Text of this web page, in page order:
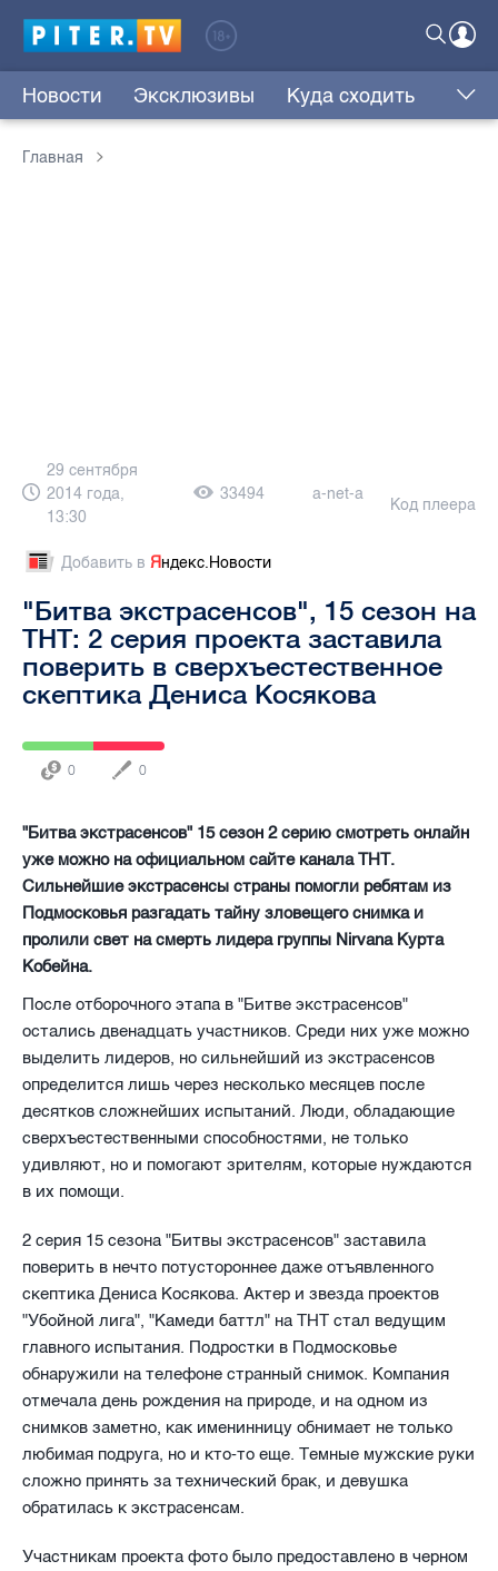
Новости Эксклюзивы Куда сходить
Главная
29 сентября
2014 года,
13:30
33494 a-net-a
Код плеера
Добавить в Яндекс.Новости
"Битва экстрасенсов", 15 сезон на
ТНТ: 2 серия проекта заставила
поверить в сверхъестественное
скептика Дениса Косякова
0 0
"Битва экстрасенсов" 15 сезон 2 серию смотреть онлайн
уже можно на официальном сайте канала ТНТ.
Сильнейшие экстрасенсы страны помогли ребятам из
Подмосковья разгадать тайну зловещего снимка и
пролили свет на смерть лидера группы Nirvana Курта
Кобейна.
После отборочного этапа в "Битве экстрасенсов"
остались двенадцать участников. Среди них уже можно
выделить лидеров, но сильнейший из экстрасенсов
определится лишь через несколько месяцев после
десятков сложнейших испытаний. Люди, обладающие
сверхъестественными способностями, не только
удивляют, но и помогают зрителям, которые нуждаются
в их помощи.
2 серия 15 сезона "Битвы экстрасенсов" заставила
поверить в нечто потустороннее даже отъявленного
скептика Дениса Косякова. Актер и звезда проектов
"Убойной лига", "Камеди баттл" на ТНТ стал ведущим
главного испытания. Подростки в Подмосковье
обнаружили на телефоне странный снимок. Компания
отмечала день рождения на природе, и на одном из
снимков заметно, как именинницу обнимает не только
любимая подруга, но и кто-то еще. Темные мужские руки
сложно принять за технический брак, и девушка
обратилась к экстрасенсам.
Участникам проекта фото было предоставлено в черном